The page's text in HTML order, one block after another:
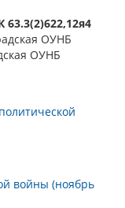
63.3(2)622,12я4
ОУНБ
ОУНБ
войны (ноябрь